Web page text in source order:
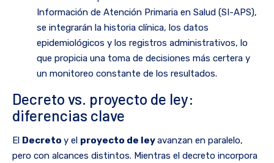
Información de Atención Primaria en Salud (SI-APS),
se integrarán la historia clínica, los datos
epidemiológicos y los registros administrativos, lo
que propicia una toma de decisiones más certera y
un monitoreo constante de los resultados.
Decreto vs. proyecto de ley:
diferencias clave
El Decreto y el proyecto de leyavanzan en paralelo,
pero con alcances distintos. Mientras el decreto incorpora